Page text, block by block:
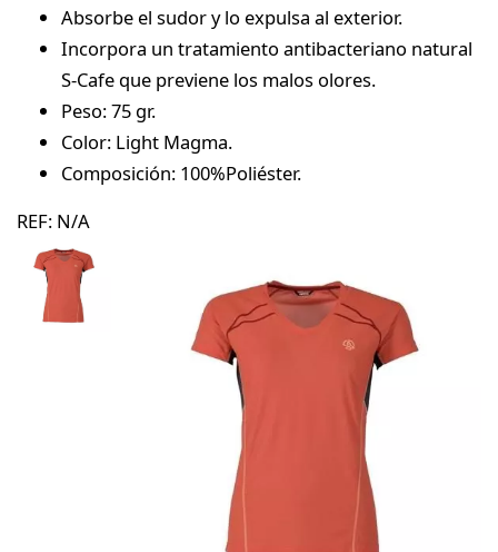
Absorbe el sudor y lo expulsa al exterior.
Incorpora un tratamiento antibacteriano natural
S-Cafe que previene los malos olores.
Peso: 75 gr.
Color: Light Magma.
Composición: 100%Poliéster.
REF: N/A